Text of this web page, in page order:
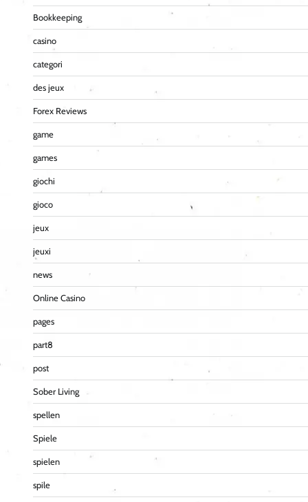
Bookkeeping
casino
categori
des jeux
Forex Reviews
game
games
giochi
gioco
jeux
jeuxi
news
Online Casino
pages
part8
post
Sober Living
spellen
Spiele
spielen
spile